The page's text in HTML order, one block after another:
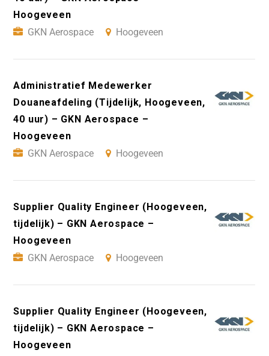
Hoogeveen
GKN Aerospace
Hoogeveen
Administratief Medewerker
Douaneafdeling (Tijdelijk, Hoogeveen,
40 uur) – GKN Aerospace –
Hoogeveen
GKN Aerospace
Hoogeveen
Supplier Quality Engineer (Hoogeveen,
tijdelijk) – GKN Aerospace –
Hoogeveen
GKN Aerospace
Hoogeveen
Supplier Quality Engineer (Hoogeveen,
tijdelijk) – GKN Aerospace –
Hoogeveen